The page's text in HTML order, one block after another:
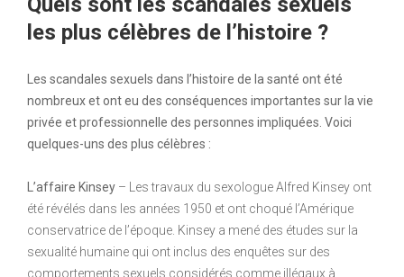
les plus célèbres de l’histoire ?
Les scandales sexuels dans l’histoire de la santé ont été
nombreux et ont eu des conséquences importantes sur la vie
privée et professionnelle des personnes impliquées. Voici
quelques-uns des plus célèbres :
L’affaire Kinsey – Les travaux du sexologue Alfred Kinsey ont
été révélés dans les années 1950 et ont choqué l’Amérique
conservatrice de l’époque. Kinsey a mené des études sur la
sexualité humaine qui ont inclus des enquêtes sur des
comportements sexuels considérés comme illégaux à